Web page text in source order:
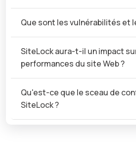
Que sont les vulnérabilités et
SiteLock aura-t-il un impact
performances du site Web ?
Qu'est-ce que le sceau de
SiteLock ?